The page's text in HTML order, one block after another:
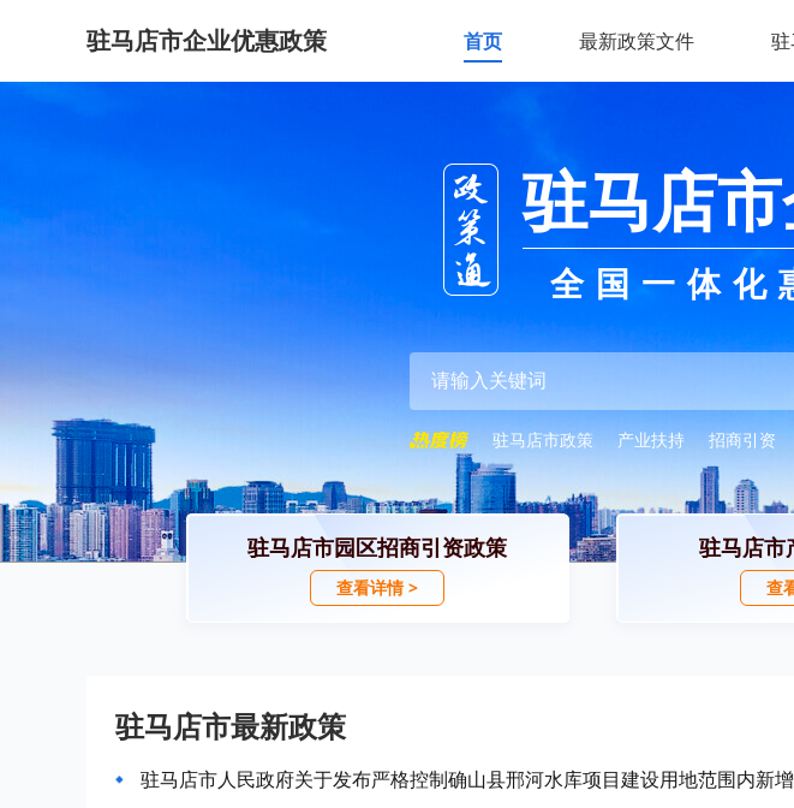
驻马店市企业优惠政策 首页 最新政策文件
驻马店
全国一体化
驻马店市政策 产业扶持 招商引资
驻马店市园区招商引资政策
查看详情 >
驻马店市
查
驻马店市最新政策